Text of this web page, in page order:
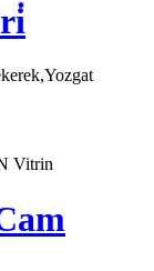
Vitrin